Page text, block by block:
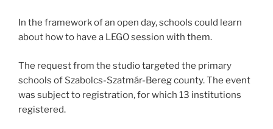
In the framework of an open day, schools could learn
about how to have a LEGO session with them.
The request from the studio targeted the primary
schools of Szabolcs-Szatmár-Bereg county. The event
was subject to registration, for which 13 institutions
registered.